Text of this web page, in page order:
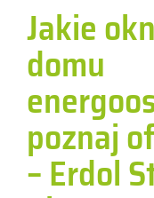
Jakie
domu
poznaj
– Erdol